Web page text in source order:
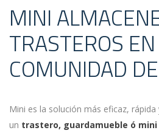
MINI
TRASTEROS
COMUNIDAD
Mini es la solución más eficaz,
un trastero, guardamueble ó